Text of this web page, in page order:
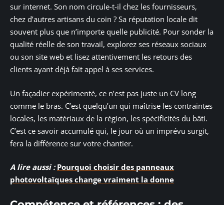
sur internet. Son nom circule-t-il chez les fournisseurs,
chez d’autres artisans du coin ? Sa réputation locale dit
souvent plus que n’importe quelle publicité. Pour sonder la
qualité réelle de son travail, explorez ses réseaux sociaux
ou son site web et lisez attentivement les retours des
clients ayant déjà fait appel à ses services.
Un façadier expérimenté, ce n’est pas juste un CV long
comme le bras. C’est quelqu’un qui maîtrise les contraintes
locales, les matériaux de la région, les spécificités du bâti.
C’est ce savoir accumulé qui, le jour où un imprévu surgit,
fera la différence sur votre chantier.
A lire aussi : Pourquoi choisir des panneaux
photovoltaïques change vraiment la donne